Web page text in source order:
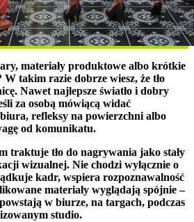
materiały produktowe albo krótkie
takim razie dobrze wiesz, że tło
Nawet najlepsze światło i dobry
za osobą mówiącą widać
refleksy na powierzchni albo
od komunikatu.
traktuje tło do nagrywania jako stały
wizualnej. Nie chodzi wyłącznie o
kadr, wspiera rozpoznawalność
materiały wyglądają spójnie –
w biurze, na targach, podczas
studio.